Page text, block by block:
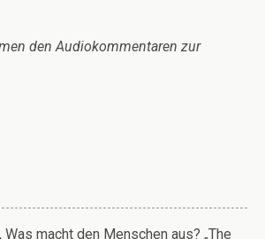
den Audiokommentaren zur
macht den Menschen aus? „The